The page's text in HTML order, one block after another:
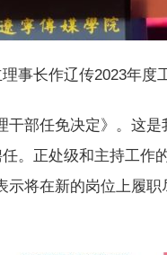
事长作辽传2023年度
干部任免决定》。这
。正处级和主持工作
将在新的岗位上履